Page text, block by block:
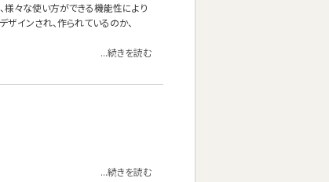
様々な使い方ができる機能性により
インされ、作られているのか、
...続きを読む
...続きを読む